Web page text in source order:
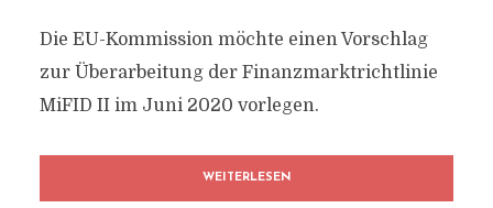
Die EU-Kommission möchte einen Vorschlag
zur Überarbeitung der Finanzmarktrichtlinie
MiFID II im Juni 2020 vorlegen.
WEITERLESEN